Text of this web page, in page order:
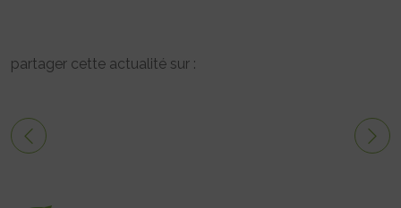
partager cette actualité sur :